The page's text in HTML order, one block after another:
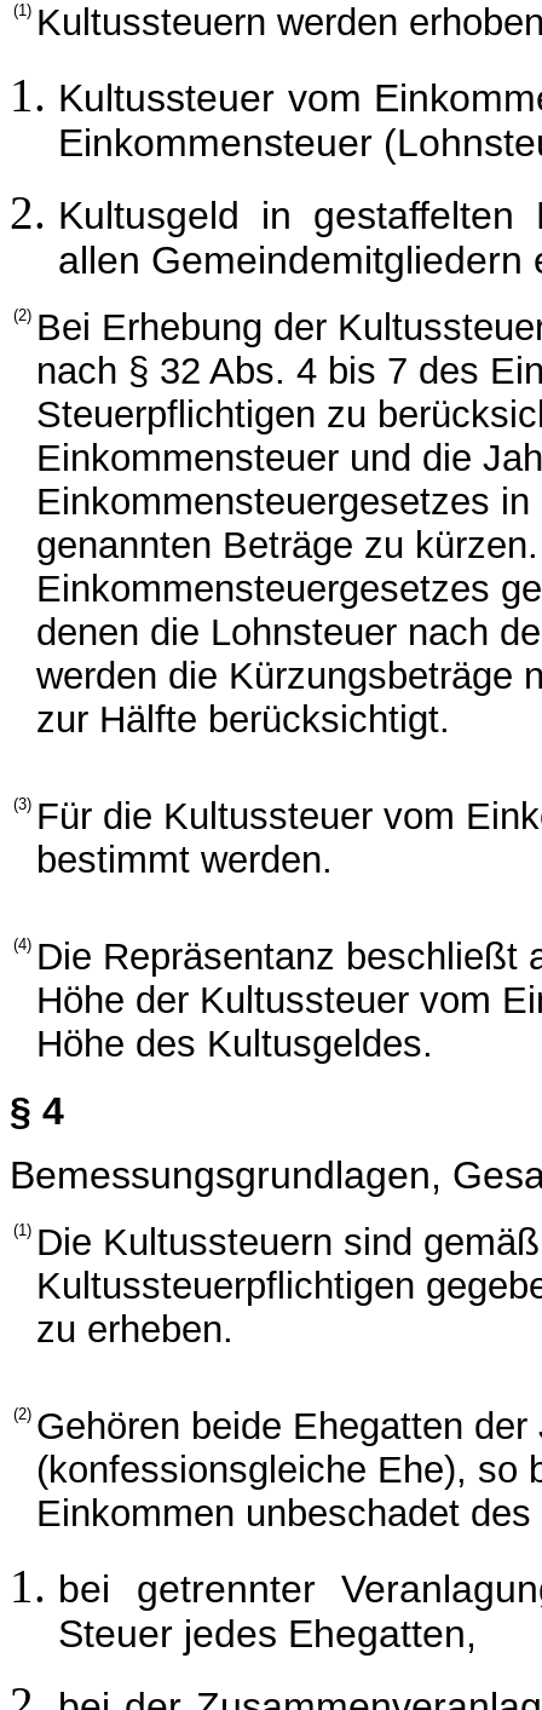
(1) Kultussteuern werden
Kultussteuer vom
Einkommensteuer
Kultusgeld in
allen Gemeindemitgliedern
(2) Bei Erhebung der
nach § 32 Abs. 4 bis 7 des
Steuerpflichtigen zu
Einkommensteuer und die
Einkommensteuergesetzes
genannten Beträge zu
Einkommensteuergesetzes
denen die Lohnsteuer nach
werden die Kürzungsbeträge
zur Hälfte berücksichtigt.
(3) Für die Kultussteuer vom
bestimmt werden.
(4) Die Repräsentanz beschließt
Höhe der Kultussteuer vom
Höhe des Kultusgeldes.
§ 4
Bemessungsgrundlagen,
(1) Die Kultussteuern sind
Kultussteuerpflichtigen
zu erheben.
(2) Gehören beide Ehegatten
(konfessionsgleiche Ehe), so
Einkommen unbeschadet
bei getrennter
Steuer jedes Ehegatten,